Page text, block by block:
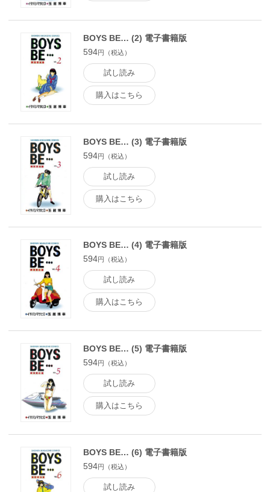
BOYS BE… (2) 電子書籍版
594円（税込）
試し読み
購入はこちら
BOYS BE… (3) 電子書籍版
594円（税込）
試し読み
購入はこちら
BOYS BE… (4) 電子書籍版
594円（税込）
試し読み
購入はこちら
BOYS BE… (5) 電子書籍版
594円（税込）
試し読み
購入はこちら
BOYS BE… (6) 電子書籍版
594円（税込）
試し読み